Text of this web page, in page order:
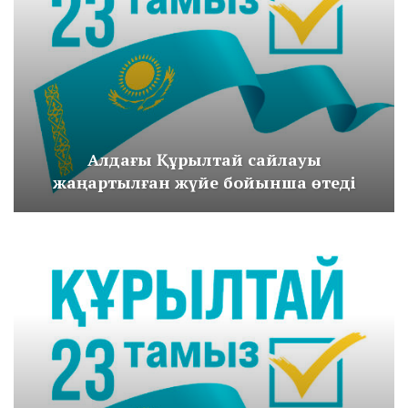
Сөзден іске қашан көшесіздер?
Aug 6, 2026
«Жетінші арнада» сайлауалды теледебаттың аралық
дауыс беру нәтижесі жарияланды
Aug 6, 2026
Сарапшылар алаңында жаңа Құрылтайдағы
өңірлердің өкілдігі талқыланды
Aug 5, 2026
Басты мақсат – мемлекеттілікті нығайту
Жаңа идеология – жаңа қоғамның негізі
Aug 5, 2026
Алдағы Құрылтай сайлауы
жаңартылған жүйе бойынша өтеді